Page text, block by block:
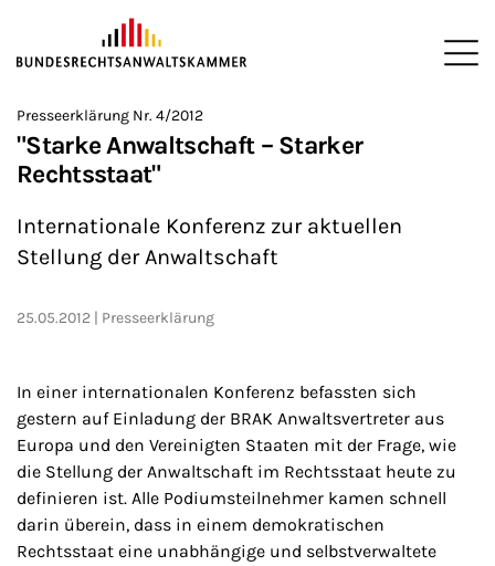
ZUM HAUPTINHALT SPRINGEN
Sie befinden sich hier:
>
Startseite
>
Presse
>
Presseerklärungen
Presseerklärung Nr. 4/2012
"Starke Anwaltschaft – Starker
Rechtsstaat"
Internationale Konferenz zur aktuellen
Stellung der Anwaltschaft
25.05.2012 Presseerklärung
In einer internationalen Konferenz befassten sich
gestern auf Einladung der BRAK Anwaltsvertreter aus
Europa und den Vereinigten Staaten mit der Frage, wie
die Stellung der Anwaltschaft im Rechtsstaat heute zu
definieren ist. Alle Podiumsteilnehmer kamen schnell
darin überein, dass in einem demokratischen
Rechtsstaat eine unabhängige und selbstverwaltete